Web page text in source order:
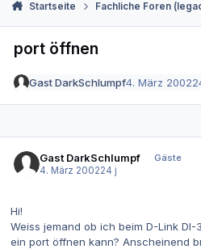
Startseite Fachliche Foren
port öffnen
Gast DarkSchlumpf4. März 2002
Gast DarkSchlumpf
Gäste
4. März 200224 j
Hi!
Weiss jemand ob ich beim D-Link
ein port öffnen kann? Anscheinend